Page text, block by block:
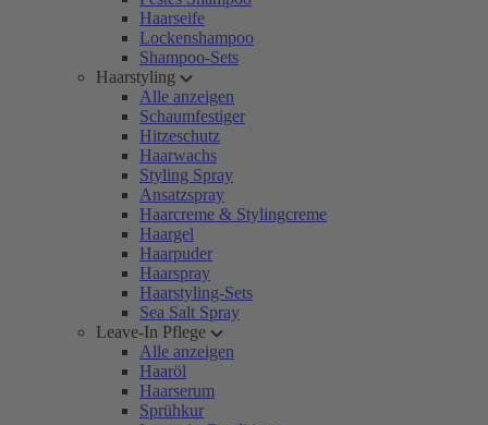
Haarseife
Lockenshampoo
Shampoo-Sets
Haarstyling
Alle anzeigen
Schaumfestiger
Hitzeschutz
Haarwachs
Styling Spray
Ansatzspray
Haarcreme & Stylingcreme
Haargel
Haarpuder
Haarspray
Haarstyling-Sets
Sea Salt Spray
Leave-In Pflege
Alle anzeigen
Haaröl
Haarserum
Sprühkur